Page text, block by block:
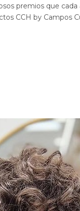
premios que cada
CCH by Campos